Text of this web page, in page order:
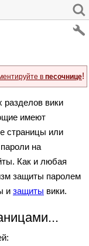
в песочнице!
вики
имеют
страницы или
на
Как и любая
защиты паролем
и защиты вики.